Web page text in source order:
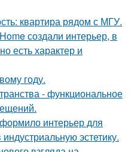
квартира рядом с МГУ.
создали интерьер, в
есть характер и
году.
- функциональное
интерьер для
эстетику.